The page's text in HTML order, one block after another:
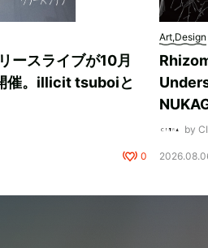
ースライブが10月
催。illicit tsuboiと
0
Art,Design
by